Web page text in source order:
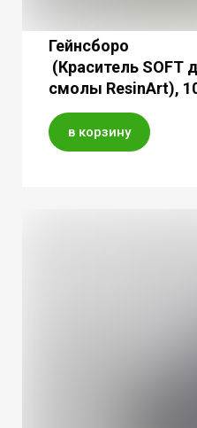
Гейнсборо
(Краситель SOFT
смолы ResinArt),
в корзину